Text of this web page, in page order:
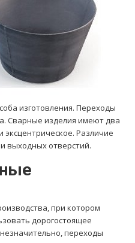
изготовления. Переходы
Сварные изделия имеют два
эксцентрическое. Различие
выходных отверстий.
при котором
дорогостоящее
переходы